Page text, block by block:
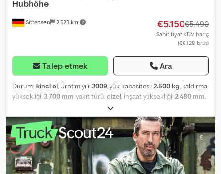
Sittensen 2.523 km
Hubhöhe
€5.150€5.490
Sabit fiyat KDV hariç
(€6.128 brüt)
Talep etmek Ara
Durum: ikinci el, Üretim yılı:2009, yük kapasitesi:2.500 kg, kaldırma
yüksekliği: 3.700 mm, yakıt türü:dizel, inşaat yüksekliği:2.480 mm,
, Palfinger F3 253 GTS taşınabilir forklift,
maks. taşıma kapasitesi 2500 kg, kaldırma yüksekliği yaklaşık 3700
mm, çatal uzunluğu: 1800 mm, hidrolik destek ayakları, tepe
lambası, aydınlatma, ROPS kabin. Araç reklam kaplamalı ve/veya
yazılı olabilir. SI86537 Dcsdpfxsyiw Ehe Am Hjk Teklifimiz genel
olarak yeni TÜV muayenesi olmadan geçerlidir. Yeni TÜV
muayenesi istenirse, partner atölyelerimizin bir teklifini